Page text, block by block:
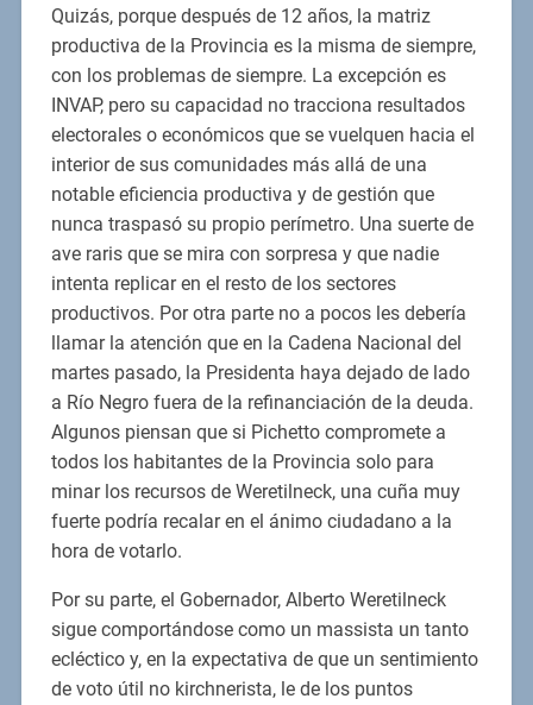
Quizás, porque después de 12 años, la matriz
productiva de la Provincia es la misma de siempre,
con los problemas de siempre. La excepción es
INVAP, pero su capacidad no tracciona resultados
electorales o económicos que se vuelquen hacia el
interior de sus comunidades más allá de una
notable eficiencia productiva y de gestión que
nunca traspasó su propio perímetro. Una suerte de
ave raris que se mira con sorpresa y que nadie
intenta replicar en el resto de los sectores
productivos. Por otra parte no a pocos les debería
llamar la atención que en la Cadena Nacional del
martes pasado, la Presidenta haya dejado de lado
a Río Negro fuera de la refinanciación de la deuda.
Algunos piensan que si Pichetto compromete a
todos los habitantes de la Provincia solo para
minar los recursos de Weretilneck, una cuña muy
fuerte podría recalar en el ánimo ciudadano a la
hora de votarlo.
Por su parte, el Gobernador, Alberto Weretilneck
sigue comportándose como un massista un tanto
ecléctico y, en la expectativa de que un sentimiento
de voto útil no kirchnerista, le de los puntos